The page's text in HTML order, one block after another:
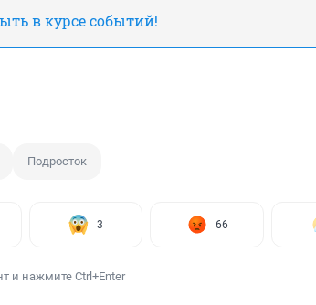
в курсе событий!
Подросток
3 66
и нажмите Ctrl+Enter